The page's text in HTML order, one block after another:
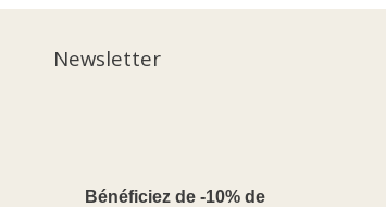
Newsletter
Bénéficiez de -10% de